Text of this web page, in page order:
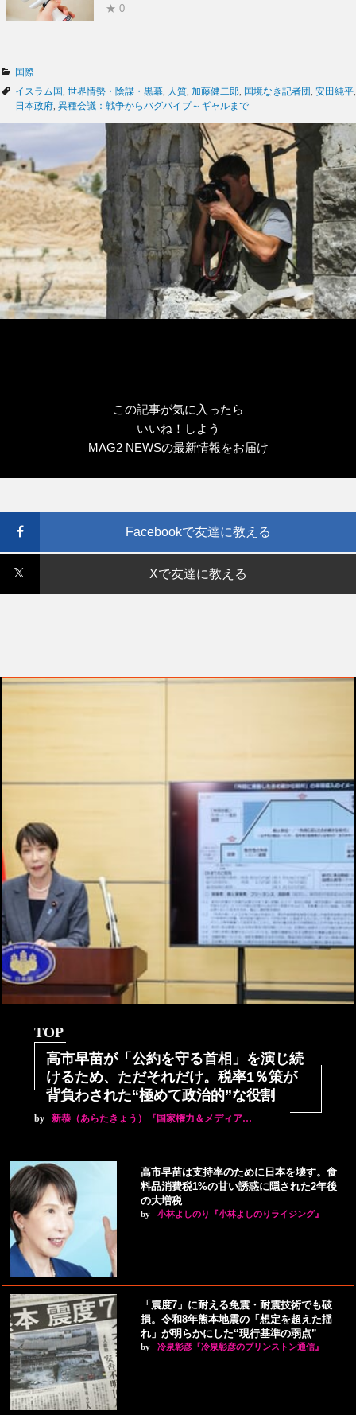
★ 0
カ
テ
ゴ
国際
タ
グ
イスラム国 世界情勢・陰謀・黒幕 人質 加藤健二郎 国境なき記者団 安田純平
日本政府 異種会議：戦争からバグパイプ～ギャルまで
この記事が気に入ったら
いいね！しよう
MAG2 NEWSの最新情報をお届け
Facebookで友達に教える
Xで友達に教える
TOP
高市早苗が「公約を守る首相」を演じ続
けるため、ただそれだけ。税率1％策が
背負わされた“極めて政治的”な役割
by 新恭（あらたきょう）『国家権力＆メディア…
高市早苗は支持率のために日本を壊す。食
料品消費税1%の甘い誘惑に隠された2年後
の大増税
by 小林よしのり『小林よしのりライジング』
「震度7」に耐える免震・耐震技術でも破
損。令和8年熊本地震の「想定を超えた揺
れ」が明らかにした“現行基準の弱点”
by 冷泉彰彦『冷泉彰彦のプリンストン通信』